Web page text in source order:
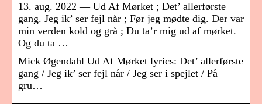
13. aug. 2022 — Ud Af Mørket ; Det’ allerførste
gang. Jeg ik’ ser fejl når ; Før jeg mødte dig. Der var
min verden kold og grå ; Du ta’r mig ud af mørket.
Og du ta …
Mick Øgendahl Ud Af Mørket lyrics: Det’ allerførste
gang / Jeg ik’ ser fejl når / Jeg ser i spejlet / På
gru…